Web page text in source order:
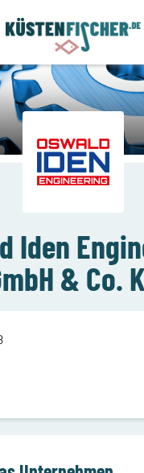
Iden
& Co.